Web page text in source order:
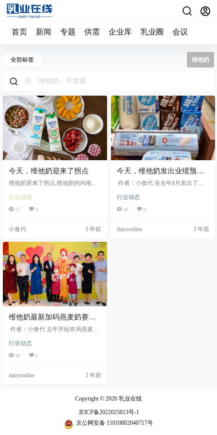
首页 新闻 专题 供需 企业库 乳业圈 会议
全部标签 维他奶
今天，维他奶迎来了拐点
维他奶迎来了拐点,维他奶的内地业
企业业绩
57 0
小食代 3 年前
今天，维他奶发出业绩预
告，事关内地业务最新进展
作者：小食代 在去年8月发出了盈
次发出盈利预告，但是调性变了。
维他奶在今天的公告中称，根据...
行业动态
40 0
dairyonline 3 年前
维他奶最新加码燕麦奶赛
道，可持续发展目标加速落
作者：小食代 去年开始布局燕麦奶
道。 近日，维他奶推出了巧克力和
抹茶红豆两款全新口味的燕麦奶...
行业动态
40 0
dairyonline 3 年前
Copyright © 2026 乳业在线
京ICP备2022025813号-1
京公网安备 11010802040717号